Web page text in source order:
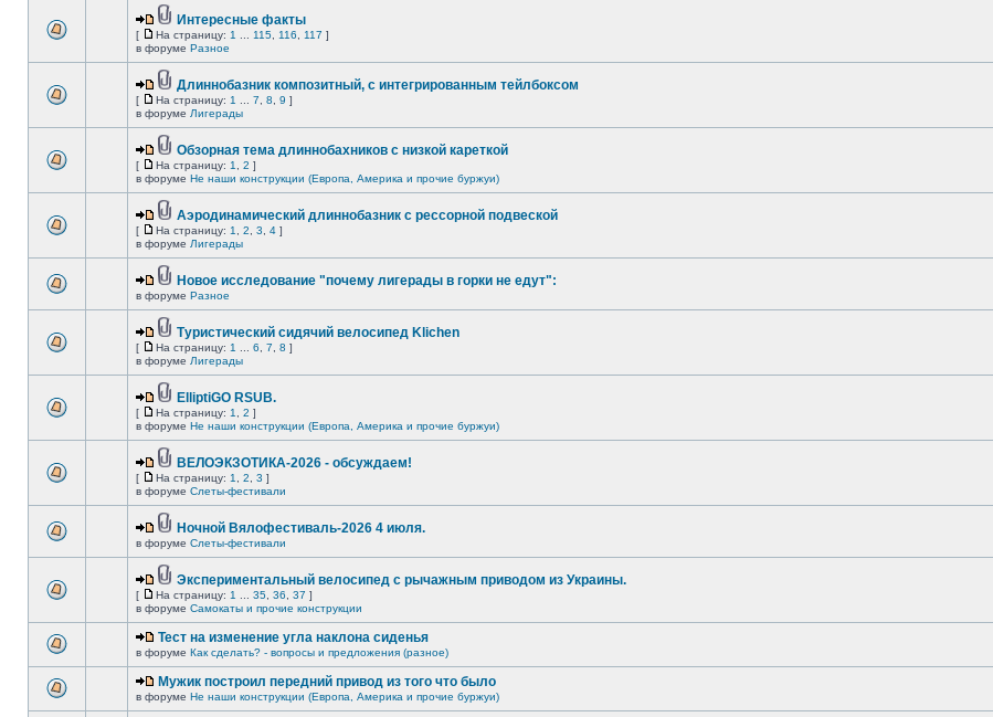
Интересные факты
[ На страницу: 1 115 116 117 ]
в форуме Разное
Длиннобазник композитный, с интегрированным тейлбоксом
[ На страницу: 1 7 8 9 ]
в форуме Лигерады
Обзорная тема длиннобахников с низкой кареткой
[ На страницу: 1 2 ]
в форуме Не наши конструкции (Европа, Америка и прочие буржуи)
Аэродинамический длиннобазник с рессорной подвеской
[ На страницу: 1 2 3 4 ]
в форуме Лигерады
Новое исследование "почему лигерады в горки не едут":
в форуме Разное
Туристический сидячий велосипед Klichen
[ На страницу: 1 6 7 8 ]
в форуме Лигерады
ElliptiGO RSUB.
[ На страницу: 1 2 ]
в форуме Не наши конструкции (Европа, Америка и прочие буржуи)
ВЕЛОЭКЗОТИКА-2026 - обсуждаем!
[ На страницу: 1 2 3 ]
в форуме Слеты-фестивали
Ночной Вялофестиваль-2026 4 июля.
в форуме Слеты-фестивали
Экспериментальный велосипед с рычажным приводом из Украины.
[ На страницу: 1 35 36 37 ]
в форуме Самокаты и прочие конструкции
Тест на изменение угла наклона сиденья
в форуме Как сделать? - вопросы и предложения (разное)
Мужик построил передний привод из того что было
в форуме Не наши конструкции (Европа, Америка и прочие буржуи)